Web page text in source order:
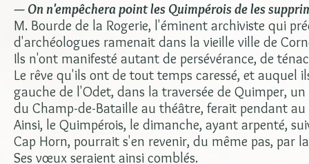
— On n'empêchera point les Quimpérois de les
M. Bourde de la Rogerie, l'éminent archiviste qui
d'archéologues ramenait dans la vieille ville de
Ils n'ont manifesté autant de persévérance, de
Le rêve qu'ils ont de tout temps caressé, et auquel
gauche de l'Odet, dans la traversée de Quimper,
du Champ-de-Bataille au théâtre, ferait pendant
Ainsi, le Quimpérois, le dimanche, ayant arpenté,
Cap Horn, pourrait s'en revenir, du même pas, par
Ses vœux seraient ainsi comblés.